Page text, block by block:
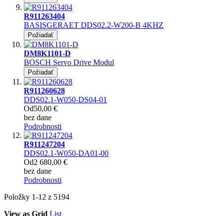
R911263404
BASISGERAET DDS02.2-W200-B 4KHZ
Požiadať
DM8K1101-D
BOSCH Servo Drive Modul
Požiadať
R911260628
DDS02.1-W050-DS04-01
Od50,00 €
bez dane
Podrobnosti
R911247204
DDS02.1-W050-DA01-00
Od2 680,00 €
bez dane
Podrobnosti
Položky 1-12 z 5194
View as Grid List